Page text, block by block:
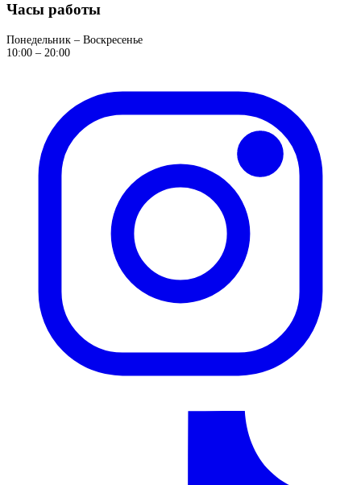
Часы работы
Понедельник – Воскресенье
10:00 – 20:00